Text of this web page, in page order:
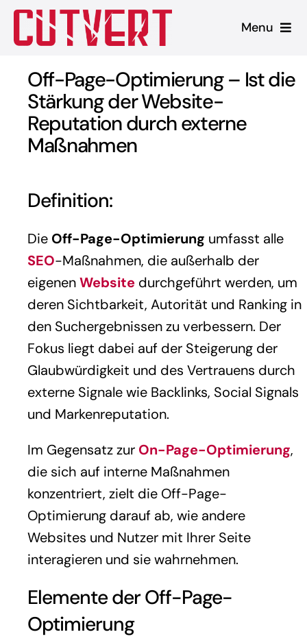
Zum
Inhalt
Menu
Shopware
Unsere Produkte
Blog
Off-Page-Optimierung – Ist die
Stärkung der Website-
Reputation durch externe
Maßnahmen
Definition:
Die Off-Page-Optimierung umfasst alle
SEO-Maßnahmen, die außerhalb der
eigenenWebsite durchgeführt werden, um
deren Sichtbarkeit, Autorität und Ranking in
den Suchergebnissen zu verbessern. Der
Fokus liegt dabei auf der Steigerung der
Glaubwürdigkeit und des Vertrauens durch
externe Signale wie Backlinks, Social Signals
und Markenreputation.
Im Gegensatz zur On-Page-Optimierung,
die sich auf interne Maßnahmen
konzentriert, zielt die Off-Page-
Optimierung darauf ab, wie andere
Websites und Nutzer mit Ihrer Seite
interagieren und sie wahrnehmen.
Elemente der Off-Page-
Optimierung